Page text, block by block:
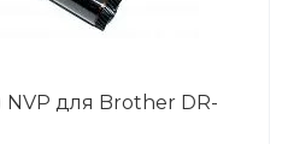
для Brother DR-